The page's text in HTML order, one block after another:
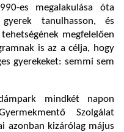
es megalakulása óta
tanulhasson, és
megfelelően
is az a célja, hogy
gyerekeket: semmi sem
mindkét napon
Szolgálat
azonban kizárólag május